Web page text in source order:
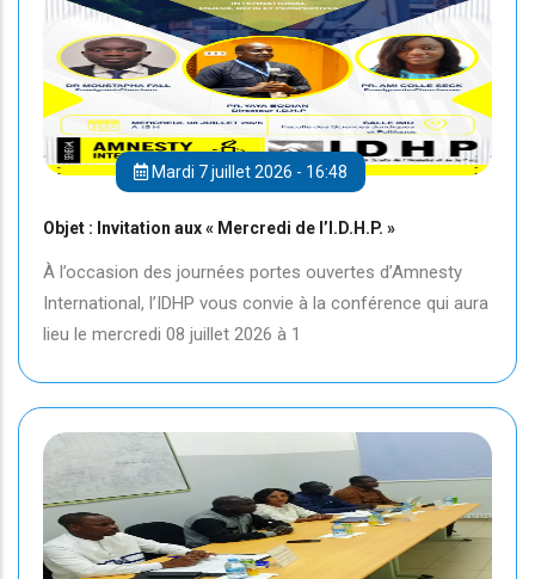
Mardi 7 juillet 2026 - 16:48
Objet : Invitation aux « Mercredi de l’I.D.H.P. »
À l’occasion des journées portes ouvertes d’Amnesty
International, l’IDHP vous convie à la conférence qui aura
lieu le mercredi 08 juillet 2026 à 1